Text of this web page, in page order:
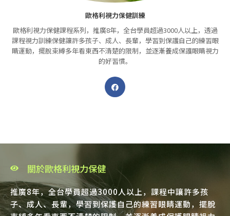
歐格利視力保健訓練
歐格利視力保健課程系列，推廣8年，全台學員超過3000人以上，透過
課程視力訓練保健讓許多孩子、成人、長輩，學習到保護自己的練習眼
睛運動，擺脫束縛多年看東西不清楚的限制，並逐漸養成保護眼睛視力
的好習慣。
關於歐格利視力保健
推廣8年，全台學員超過3000人以上，課程中讓許多孩
子、成人、長輩，學習到保護自己的練習眼睛運動，擺脫